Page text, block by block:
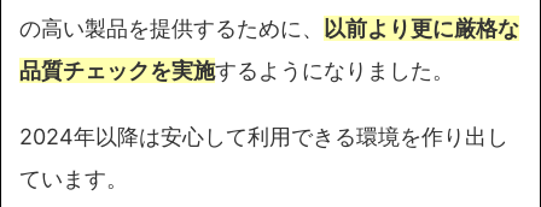
の高い製品を提供するために、
以前より更に厳格な
品質チェックを実施するようになりました。
2024年以降は安心して利用できる環境を作り出し
ています。